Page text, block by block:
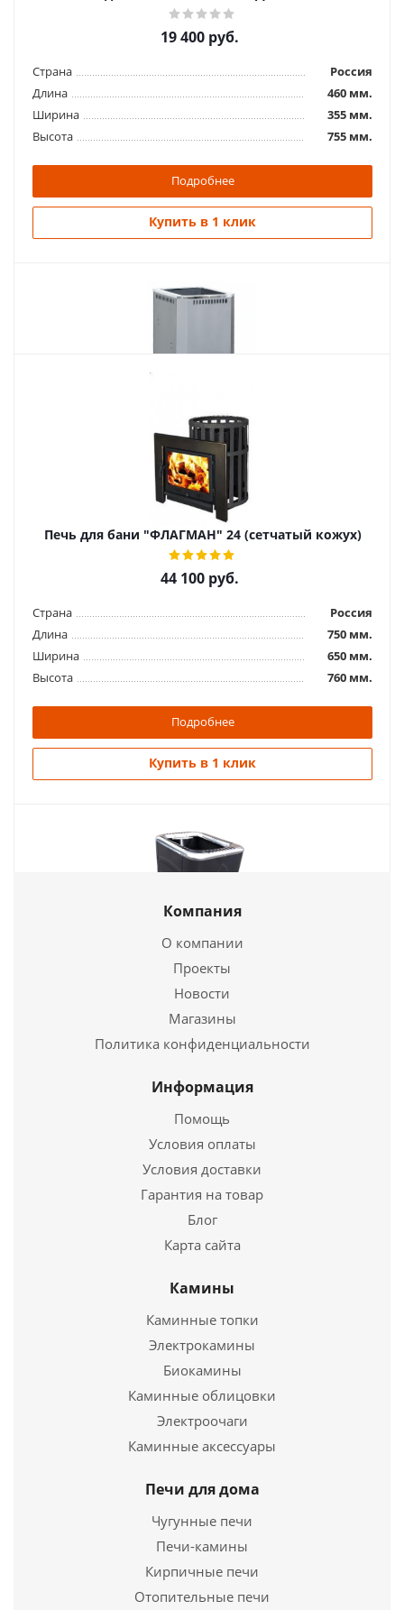
19 400руб.
Страна
Россия
Длина
460 мм.
Ширина
355 мм.
Высота
755 мм.
Подробнее
Купить в 1 клик
Печь для бани "Корвет" 15
26 300руб.
Длина
460 мм.
Печь для бани "ФЛАГМАН" 24 (сетчатый кожух)
44 100руб.
Страна
Россия
Длина
750 мм.
Ширина
650 мм.
Высота
760 мм.
Подробнее
Купить в 1 клик
Печь для бани «БЕРЁЗКА» 24 (ДТ3, стекло)
31 200руб.
Подробнее
Купить в 1 клик
Печь для бани "ФЛАГМАН 18" (сетчатый кожух)
Компания
О компании
Проекты
Новости
Магазины
Политика конфиденциальности
Информация
Помощь
Условия оплаты
Условия доставки
Гарантия на товар
Блог
Карта сайта
Камины
Каминные топки
Электрокамины
Биокамины
Каминные облицовки
Электроочаги
Каминные аксессуары
Печи для дома
Чугунные печи
Печи-камины
Кирпичные печи
Отопительные печи